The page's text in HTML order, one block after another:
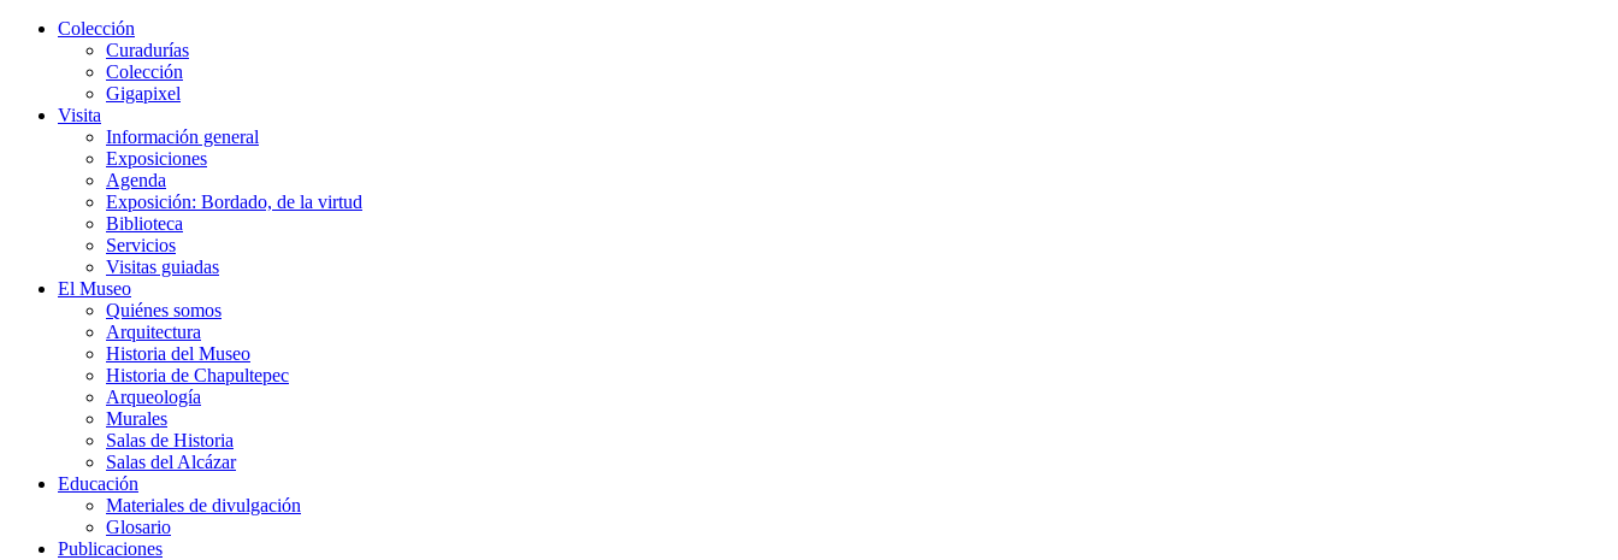
Colección
Curadurías
Colección
Gigapixel
Visita
Información general
Exposiciones
Agenda
Exposición: Bordado, de la virtud
Biblioteca
Servicios
Visitas guiadas
El Museo
Quiénes somos
Arquitectura
Historia del Museo
Historia de Chapultepec
Arqueología
Murales
Salas de Historia
Salas del Alcázar
Educación
Materiales de divulgación
Glosario
Publicaciones